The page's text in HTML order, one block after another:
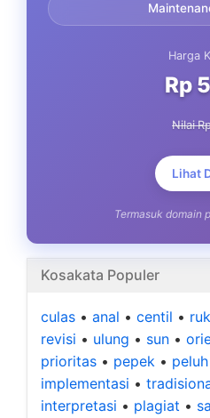
Harga
Rp
Nilai
Lihat
Termasuk domain
Kosakata Populer
culas • anal • centil •
revisi • ulung • sun •
prioritas • pepek • peluh
implementasi •
interpretasi • plagiat •